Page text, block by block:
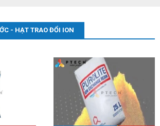
- HẠT TRAO ĐỔI ION